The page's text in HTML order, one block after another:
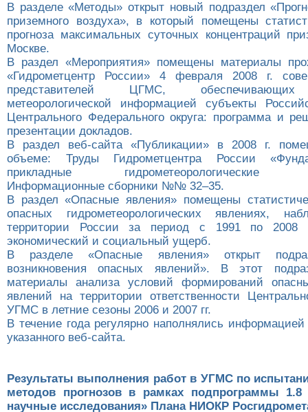
В разделе «Методы» открыт новый подраздел
приземного воздуха», в который помещены
прогноза максимальных суточных концентраций
Москве.
В раздел «Мероприятия» помещены материалы
«Гидрометцентр России» 4 февраля 2008 г.
представителей ЦГМС, обеспечивающих
метеорологической информацией субъекты
Центрального Федерального округа: программа и
презентации докладов.
В раздел веб-сайта «Публикации» в 2008 г.
объеме: Труды Гидрометцентра России
прикладные гидрометеорологические
Информационные сборники №№ 32–35.
В раздел «Опасные явления» помещены
опасных гидрометеорологических явлениях,
территории России за период с 1991 по 2008
экономический и социальный ущерб.
В разделе «Опасные явления» открыт
возникновения опасных явлений». В этот
материалы анализа условий формирований
явлений на территории ответственности
УГМС в летние сезоны 2006 и 2007 гг.
В течение года регулярно наполнялись
указанного веб-сайта.
Результаты выполнения работ в УГМС по
методов прогнозов в рамках подпрограммы 1.8
научные исследования» Плана НИОКР